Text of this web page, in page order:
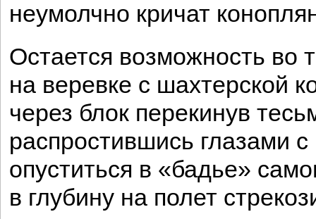
неумолчно кричат
Остается возможность во
на веревке с шахтерской
через блок перекинув
распростившись глазами с
опуститься в «бадье»
в глубину на полет